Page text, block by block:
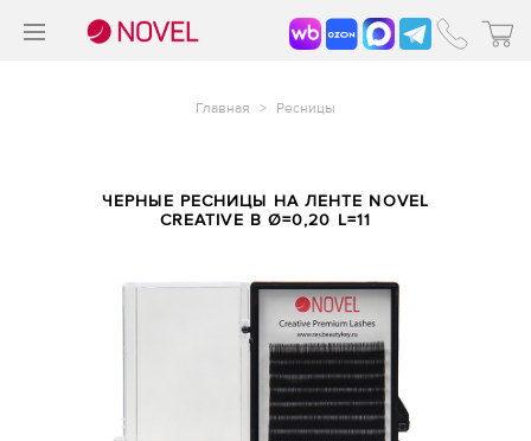
Главная > Ресницы
ЧЕРНЫЕ РЕСНИЦЫ НА ЛЕНТЕ NOVEL
CREATIVE B Ø=0,20 L=11